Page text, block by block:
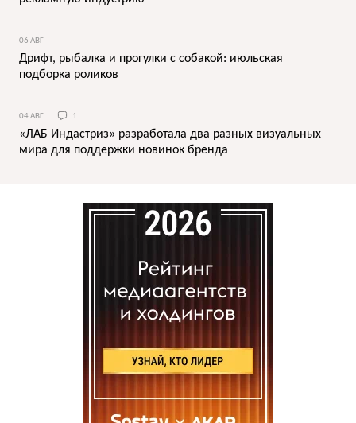
06 АВГ
Дрифт, рыбалка и прогулки с собакой: июльская
подборка роликов
04 АВГ 1
«ЛАБ Индастриз» разработала два разных визуальных
мира для поддержки новинок бренда